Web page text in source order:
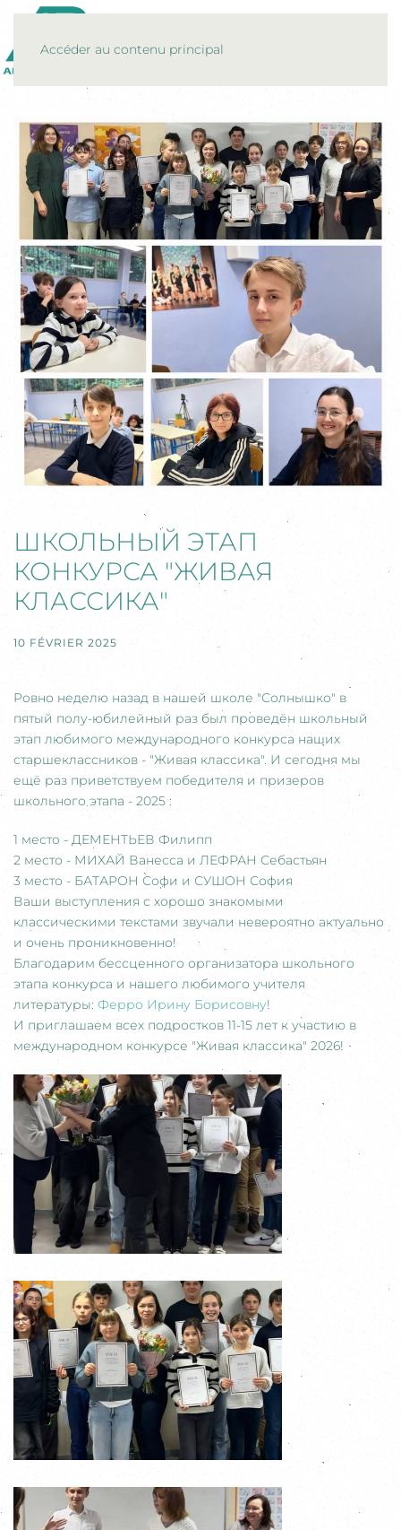
Accéder au contenu principal
ШКОЛЬНЫЙ ЭТАП
КОНКУРСА "ЖИВАЯ
КЛАССИКА"
10 FÉVRIER 2025
Ровно неделю назад в нашей школе "Солнышко" в
пятый полу-юбилейный раз был проведён школьный
этап любимого международного конкурса наших
старшеклассников - "Живая классика". И сегодня мы
ещё раз приветствуем победителя и призеров
школьного этапа - 2025 :
1 место - ДЕМЕНТЬЕВ Филипп
2 место - МИХАЙ Ванесса и ЛЕФРАН Себастьян
3 место - БАТАРОН Софи и СУШОН София
Ваши выступления с хорошо знакомыми
классическими текстами звучали невероятно актуально
и очень проникновенно!
Благодарим бессценного организатора школьного
этапа конкурса и нашего любимого учителя
литературы: Ферро Ирину Борисовну!
И приглашаем всех подростков 11-15 лет к участию в
международном конкурсе "Живая классика" 2026!